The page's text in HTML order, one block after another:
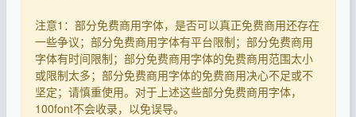
注意1：部分免费商用字体，是否可以真正免费商用还存在
一些争议；部分免费商用字体有平台限制；部分免费商用
字体有时间限制；部分免费商用字体的免费商用范围太小
或限制太多；部分免费商用字体的免费商用决心不足或不
坚定；请慎重使用。对于上述这些部分免费商用字体，
100font不会收录，以免误导。